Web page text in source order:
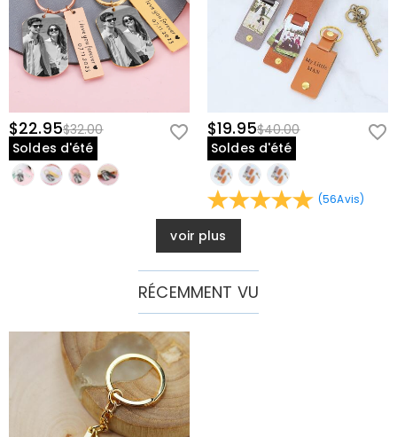
$22.95$32.00
Soldes d'été
$19.95$40.00
Soldes d'été
(56Avis)
voir plus
RÉCEMMENT VU